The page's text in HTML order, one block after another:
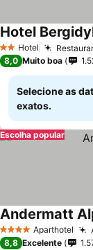
2 Estrelas
Hotel
Hotel
8,0 Muito boa
Selecione as
exatos.
Escolha popular
4 EstrelasAparthotel
Andermatt
8,8 Excelente